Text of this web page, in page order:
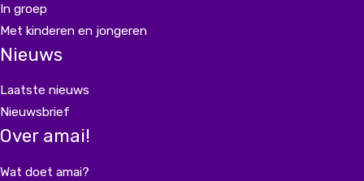
In groep
Met kinderen en jongeren
Nieuws
Laatste nieuws
Nieuwsbrief
Over amai!
Wat doet amai?